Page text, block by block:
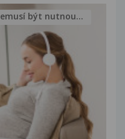
být nutnou...